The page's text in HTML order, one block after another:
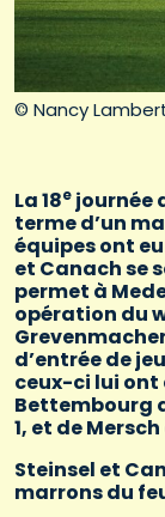
© Nancy
La 18e journée
terme d’un
équipes ont
et Canach se
permet à
opération du
d’entrée de
ceux-ci lui ont
Bettembourg
1, et de
Steinsel et
marrons du